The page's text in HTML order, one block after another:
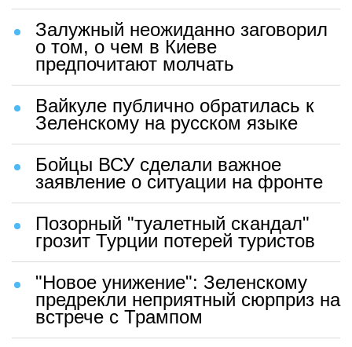
Залужный неожиданно заговорил
о том, о чем в Киеве
предпочитают молчать
Вайкуле публично обратилась к
Зеленскому на русском языке
Бойцы ВСУ сделали важное
заявление о ситуации на фронте
Позорный "туалетный скандал"
грозит Турции потерей туристов
"Новое унижение": Зеленскому
предрекли неприятный сюрприз на
встрече с Трампом